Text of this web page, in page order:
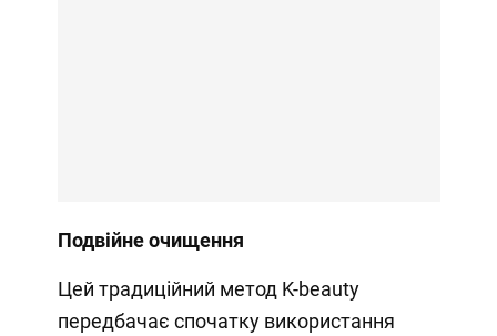
Подвійне очищення
Цей традиційний метод K-beauty
передбачає спочатку використання